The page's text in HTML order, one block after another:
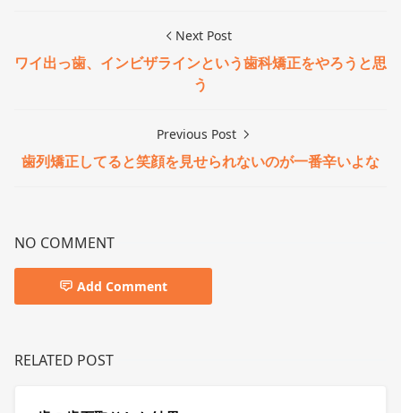
Next Post
ワイ出っ歯、インビザラインという歯科矯正をやろうと思
う
Previous Post
歯列矯正してると笑顔を見せられないのが一番辛いよな
NO COMMENT
Add Comment
RELATED POST